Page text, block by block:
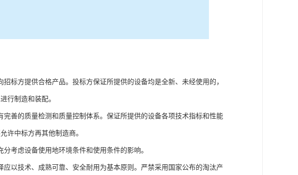
标方提供合格产品。投标方保证所提供的设备均是全新、未经使用的，
行制造和装配。
善的质量检测和质量控制体系。保证所提供的设备各项技术指标和性能
许中标方再其他制造商。
考虑设备使用地环境条件和使用条件的影响。
以技术、成熟可靠、安全耐用为基本原则。严禁采用国家公布的淘汰产